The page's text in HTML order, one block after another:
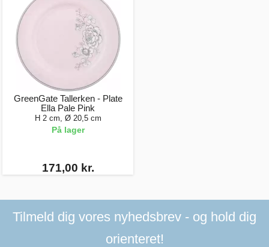
GreenGate Tallerken - Plate
Ella Pale Pink
H 2 cm, Ø 20,5 cm
På lager
171,00 kr.
Tilmeld dig vores nyhedsbrev - og hold dig
orienteret!